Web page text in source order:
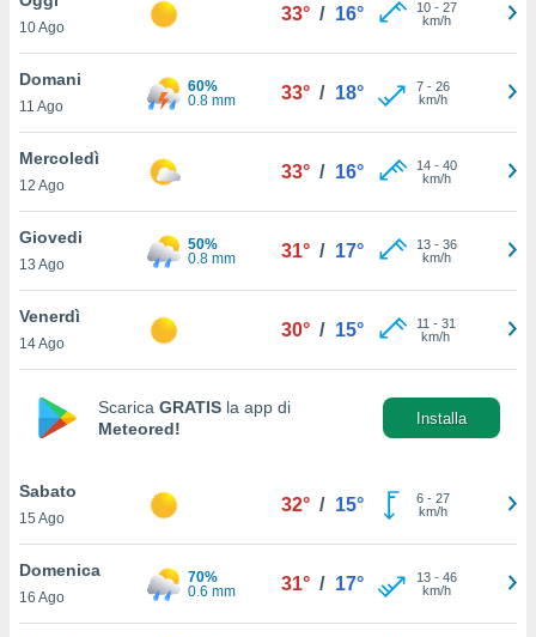
è
al sito
di
ci
di
il
un
la
nella
cookie
il tuo
in
10 Ago
33° / 16° 10- 27
km/h
Domani
11 Ago
60%
0.8 mm
33° / 18° 7- 26
km/h
Mercoledì
12 Ago
33° / 16° 14- 40
km/h
Giovedi
13 Ago
50%
0.8 mm
31° / 17° 13- 36
km/h
Venerdì
14 Ago
30° / 15° 11 - 31
km/h
Scarica GRATIS la app di
Meteored!
Installa
Sabato
15 Ago
32° / 15° 6- 27
km/h
Domenica
16 Ago
70%
0.6 mm
31° / 17° 13- 46
km/h